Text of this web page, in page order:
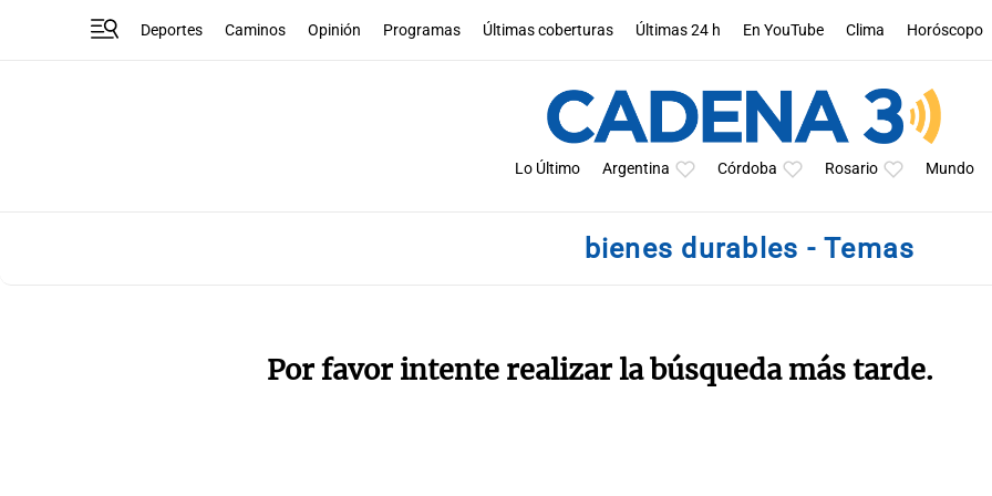
Deportes Caminos Opinión Programas Últimas coberturas Últimas 24 h En YouTube Clima Horóscopo
Lo Último Argentina Córdoba Rosario Mundo
bienes durables - Temas
Por favor intente realizar la búsqueda más tarde.